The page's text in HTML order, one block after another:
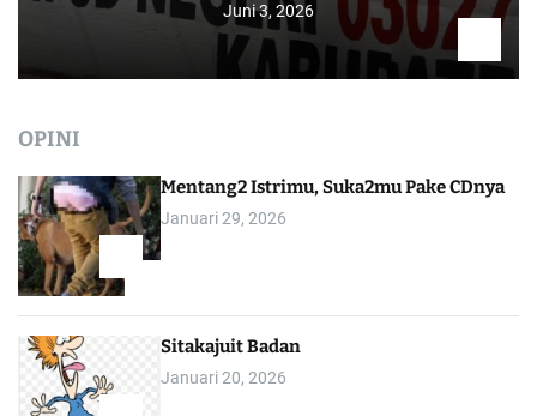
Juni 3, 2026
OPINI
Mentang2 Istrimu, Suka2mu Pake CDnya
Januari 29, 2026
Sitakajuit Badan
Januari 20, 2026